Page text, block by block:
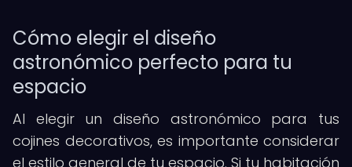
Cómo elegir el diseño
astronómico perfecto para tu
espacio
Al elegir un diseño astronómico para tus
cojines decorativos, es importante considerar
el estilo general de tu espacio. Si tu habitación